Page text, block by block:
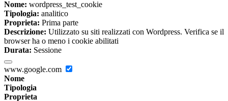
Nome: wordpress_test_cookie
Tipologia: analitico
Proprieta: Prima parte
Descrizione: Utilizzato su siti realizzati con Wordpress. Verifica se il
browser ha o meno i cookie abilitati
Durata: Sessione
www.google.com
Nome
Tipologia
Proprieta